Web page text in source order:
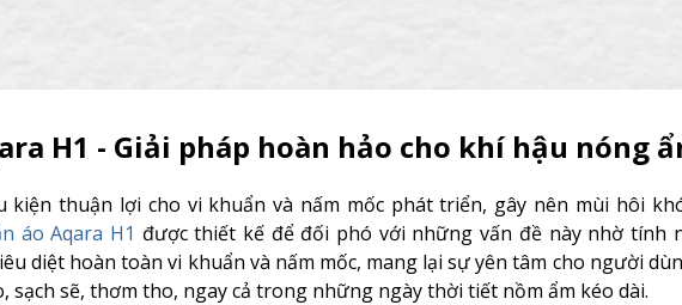
H1 - Giải pháp hoàn hảo cho khí hậu nóng
kiện thuận lợi cho vi khuẩn và nấm mốc phát triển, gây nên mùi hôi
áo Aqara H1 được thiết kế để đối phó với những vấn đề này nhờ tính
diệt hoàn toàn vi khuẩn và nấm mốc, mang lại sự yên tâm cho người
sạch sẽ, thơm tho, ngay cả trong những ngày thời tiết nồm ẩm kéo dài.